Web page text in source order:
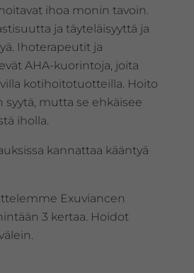
ihoa monin tavoin.
ja täyteläisyyttä ja
Ihoterapeutit ja
AHA-kuorintoja, joita
kotihoitotuotteilla. Hoito
mutta se ehkäisee
iholla.
kannattaa kääntyä
Exuviancen
3 kertaa. Hoidot